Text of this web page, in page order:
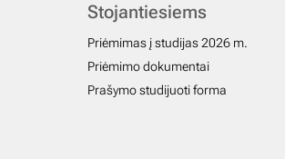
Stojantiesiems
Priėmimas į studijas 2026 m.
Priėmimo dokumentai
Prašymo studijuoti forma